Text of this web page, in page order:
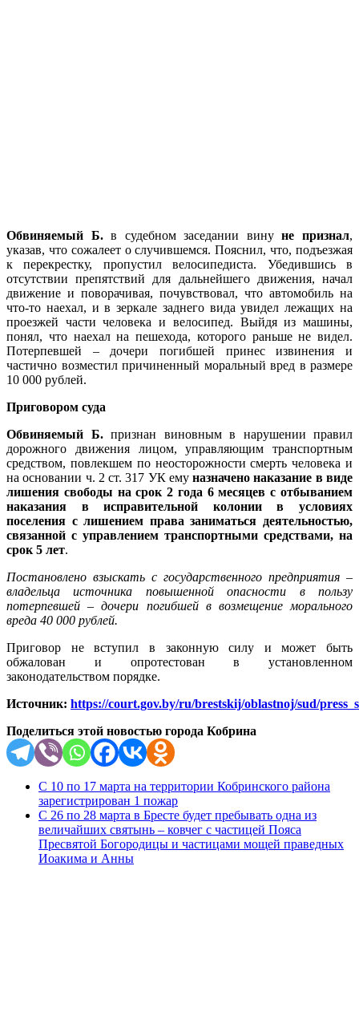
Обвиняемый Б.в судебном заседании винуне признал,
указав, что сожалеет о случившемся. Пояснил, что, подъезжая
к перекрестку, пропустил велосипедиста. Убедившись в
отсутствии препятствий для дальнейшего движения, начал
движение и поворачивая, почувствовал, что автомобиль на
что-то наехал, и в зеркале заднего вида увидел лежащих на
проезжей части человека и велосипед. Выйдя из машины,
понял, что наехал на пешехода, которого раньше не видел.
Потерпевшей – дочери погибшей принес извинения и
частично возместил причиненный моральный вред в размере
10 000 рублей.
Приговором суда
Обвиняемый Б.признан виновным в нарушении правил
дорожного движения лицом, управляющим транспортным
средством, повлекшем по неосторожности смерть человека и
на основании ч. 2 ст. 317 УК емуназначено наказание в виде
лишения свободы на срок 2 года 6 месяцев с отбыванием
наказания в исправительной колонии в условиях
поселения с лишением права заниматься деятельностью,
связанной с управлением транспортными средствами, на
срок 5 лет.
Постановлено взыскать с государственного предприятия –
владельца источника повышенной опасности в пользу
потерпевшей – дочери погибшей в возмещение морального
вреда 40 000 рублей.
Приговор не вступил в законную силу и может быть
обжалован и опротестован в установленном
законодательством порядке.
Источник: https://court.gov.by/ru/brestskij/oblastnoj/sud/
Поделиться этой новостью города Кобрина
С 10 по 17 марта на территории Кобринского района
зарегистрирован 1 пожар
С 26 по 28 марта в Бресте будет пребывать одна из
величайших святынь – ковчег с частицей Пояса
Пресвятой Богородицы и частицами мощей праведных
Иоакима и Анны